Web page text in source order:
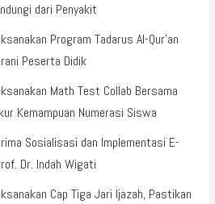
dari Penyakit
Program Tadarus Al-Qur’an
Peserta Didik
Math Test Collab Bersama
Kemampuan Numerasi Siswa
Sosialisasi dan Implementasi E-
Dr. Indah Wigati
Cap Tiga Jari Ijazah, Pastikan